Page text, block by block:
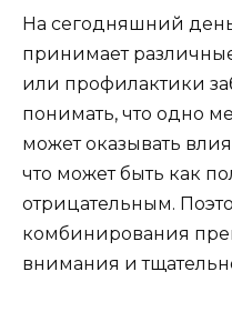
На сегодняшний
принимает
или профилактики
понимать, что одно
может оказывать
что может быть как
отрицательным.
комбинирования
внимания и